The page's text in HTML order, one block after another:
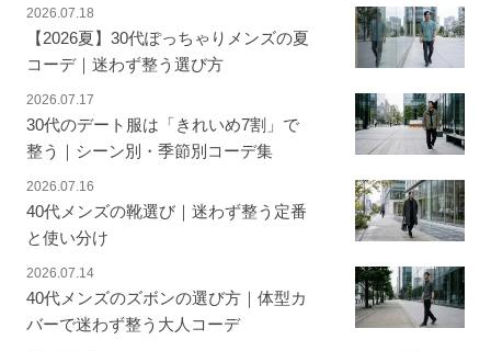
2026.07.18
【2026夏】30代ぽっちゃりメンズの夏
コーデ｜迷わず整う選び方
2026.07.17
30代のデート服は「きれいめ7割」で
整う｜シーン別・季節別コーデ集
2026.07.16
40代メンズの靴選び｜迷わず整う定番
と使い分け
2026.07.14
40代メンズのズボンの選び方｜体型カ
バーで迷わず整う大人コーデ